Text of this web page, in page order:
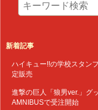
新着記事
ハイキュー!!の学校スタン
定販売
進撃の巨人「狼男ver.」グ
AMNIBUSで受注開始